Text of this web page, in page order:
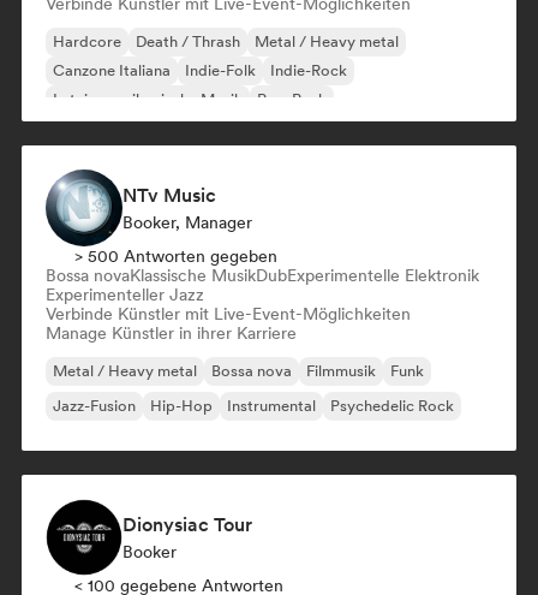
Hardcore Death / Thrash
Metal / Heavy metal
Canzone Italiana
Indie-Folk
Indie-Rock
Lateinamerikanische Musik
Pop-Punk
NTv Music
Booker, Manager
> 500 Antworten gegeben
Bossa novaKlassische MusikDubExperimentelle Elektronik
Experimenteller Jazz
Verbinde Künstler mit Live-Event-Möglichkeiten
Manage Künstler in ihrer Karriere
Metal / Heavy metal Bossa nova Filmmusik
Funk
Jazz-Fusion
Hip-Hop Instrumental Psychedelic Rock
Dionysiac Tour
Booker
< 100 gegebene Antworten